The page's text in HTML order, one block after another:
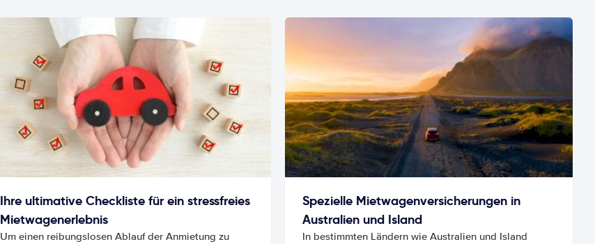
Ihre ultimative Checkliste für ein stressfreies
Mietwagenerlebnis
Um einen reibungslosen Ablauf der Anmietung zu
Spezielle Mietwagenversicherungen in
Australien und Island
In bestimmten Ländern wie Australien und Island